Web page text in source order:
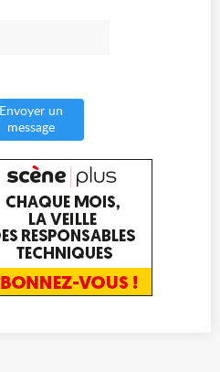
Envoyer un
message